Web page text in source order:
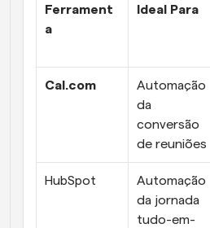
Ferrament
a
Ideal Para
Cal.com
Automação
da
conversão
de reuniões
HubSpot
Automação
da jornada
tudo-em-